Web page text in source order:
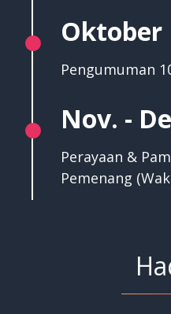
Oktober
Pengumuman
Nov. -
Perayaan &
Pemenang